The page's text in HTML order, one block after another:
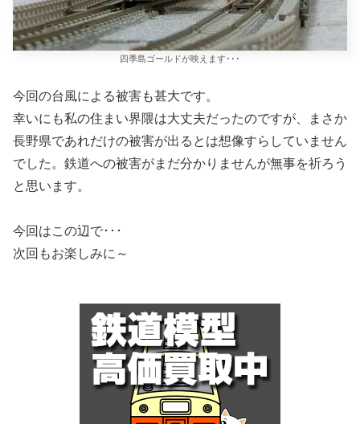
四季島ゴールドが映えます･･･
今回の台風による被害も甚大です。
幸いにも私の住まい界隈は大丈夫だったのですが、まさか
長野県であれだけの被害が出るとは想像すらしていません
でした。鉄道への被害がまだ分かりませんが無事を祈ろう
と思います。
今回はこの辺で･･･
次回もお楽しみに～